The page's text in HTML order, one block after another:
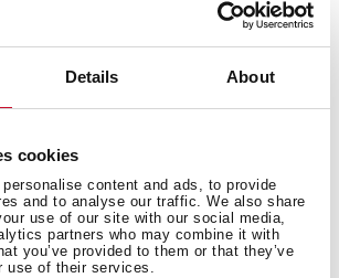
Details About
cookies
content and ads, to provide
and to analyse our traffic. We also share
use of our site with our social media,
partners who may combine it with
you’ve provided to them or that they’ve
use of their services.